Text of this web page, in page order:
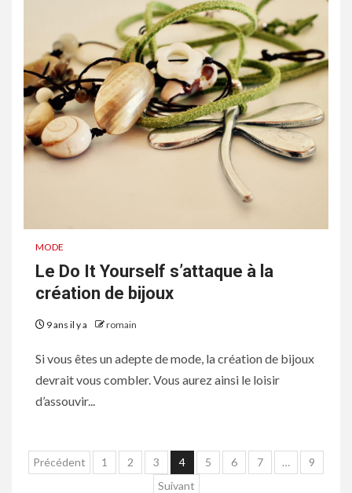
MODE
Le Do It Yourself s’attaque à la
création de bijoux
9 ans il y a romain
Si vous êtes un adepte de mode, la création de bijoux
devrait vous combler. Vous aurez ainsi le loisir
d’assouvir...
Navigation
Précédent 1 2 3 4 5 6 7 …
9
Suivant